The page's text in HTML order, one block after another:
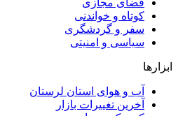
فضای مجازی
کوتاه و خواندنی
سفر و گردشگری
سیاسی و امنیتی
ابزارها
آب و هوای استان لرستان
آخرین تغییرات بازار